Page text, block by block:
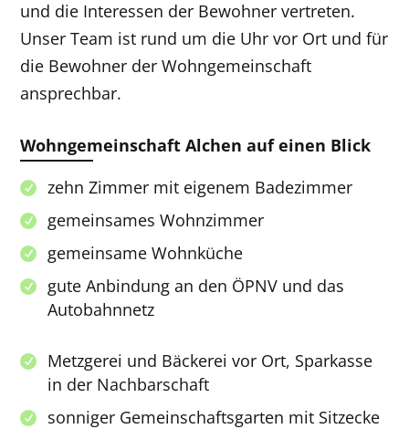
und die Interessen der Bewohner vertreten.
Unser Team ist rund um die Uhr vor Ort und für
die Bewohner der Wohngemeinschaft
ansprechbar.
Wohngemeinschaft Alchen auf einen Blick
zehn Zimmer mit eigenem Badezimmer
gemeinsames Wohnzimmer
gemeinsame Wohnküche
gute Anbindung an den ÖPNV und das
Autobahnnetz
Metzgerei und Bäckerei vor Ort, Sparkasse
in der Nachbarschaft
sonniger Gemeinschaftsgarten mit Sitzecke